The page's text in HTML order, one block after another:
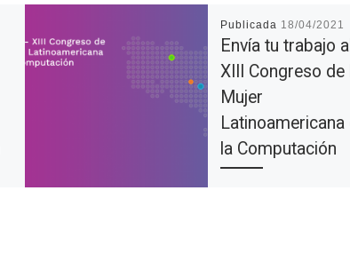
Publicada 18/04/2021
Envía tu trabajo al
XIII Congreso de
Mujer
Latinoamericana
la Computación